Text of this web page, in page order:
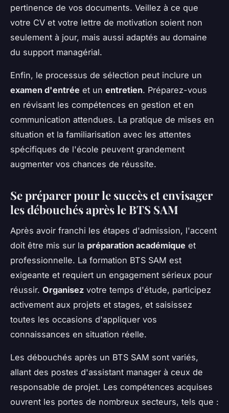
pertinence de vos documents. Veillez à ce que
votre CV et votre lettre de motivation soient non
seulement à jour, mais aussi adaptés au domaine
du support managérial.
Enfin, le processus de sélection peut inclure un
examen d'entrée et un entretien. Préparez-vous
en révisant les compétences en gestion et en
communication attendues. La pratique de mises en
situation et la familiarisation avec les attentes
spécifiques de l'école peuvent grandement
augmenter vos chances de réussite.
Se préparer pour le succès et envisager
les débouchés après le BTS SAM
Après avoir franchi les étapes d'admission, l'accent
doit être mis sur la préparation académique et
professionnelle. La formation BTS SAM est
exigeante et requiert un engagement sérieux pour
réussir. Organisez votre temps d'étude, participez
activement aux projets et stages, et saisissez
toutes les occasions d'appliquer vos
connaissances en situation réelle.
Les débouchés après un BTS SAM sont variés,
allant des postes d'assistant manager à ceux de
responsable de projet. Les compétences acquises
ouvrent les portes de nombreux secteurs, tels que :